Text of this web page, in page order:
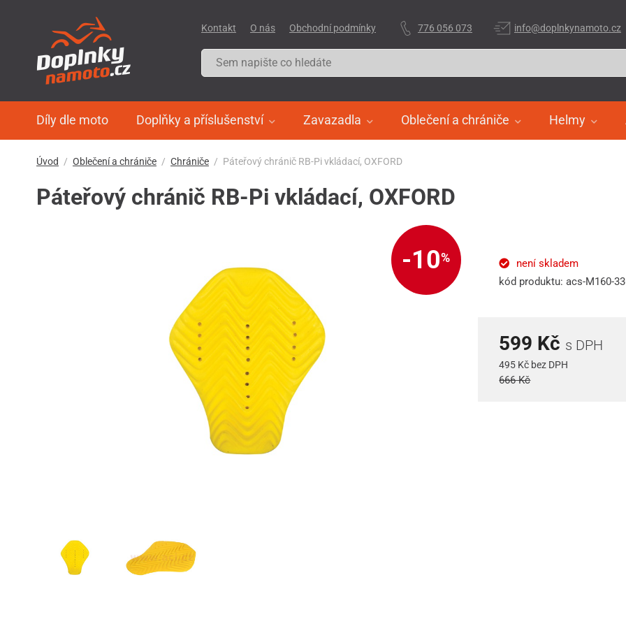
Díly dle moto Doplňky a příslušenství Zavazadla Oblečení a chrániče Helmy
Kontakt O nás Obchodní podmínky 776 056 073 info@doplnkynamoto.cz
Úvod Oblečení a chrániče Chrániče Páteřový chránič RB-Pi vkládací, OXFORD
Páteřový chránič RB-Pi vkládací, OXFORD
-10%
není skladem
kód produktu: acs-M160-
599 Kč s DPH
495 Kč bez DPH
666 Kč